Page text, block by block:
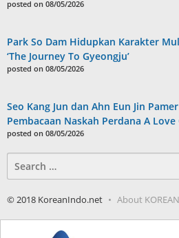
posted on 08/05/2026
Park So Dam Hidupkan Karakter
‘The Journey To Gyeongju’
posted on 08/05/2026
Seo Kang Jun dan Ahn Eun Jin
Pembacaan Naskah Perdana A
posted on 08/05/2026
for:
© 2018 KoreanIndo.net About